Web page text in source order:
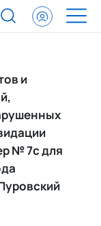
и
№ 7с для